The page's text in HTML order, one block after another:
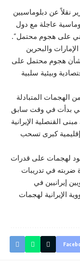
نقلاً عن دبلوماسيين
عاجلة مع دول
على هجوم محتمل”.
والبحرين
بشأن هجوم محتمل على
وبيئية سلبية
الهجمات المتبادلة
بدأت في وقت سابق
القنصلية الإيرانية
كبرى تسحب
لهجمات على قدرات
ضربته في تدريبات
إيرانيين في
الإيرانية لهجمات